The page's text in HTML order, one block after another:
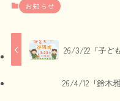
お知らせ
26/3/22「子ど
26/4/12「鈴木